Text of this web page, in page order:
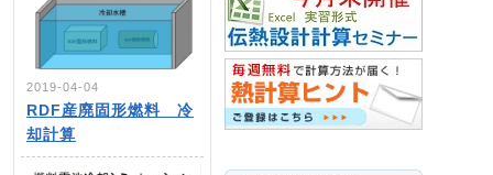
2019-04-04
RDF産廃固形燃料 冷
却計算